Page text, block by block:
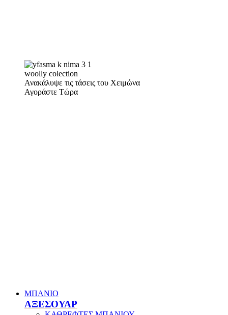
woolly colection
Ανακάλυψε τις τάσεις του Χειμώνα
Αγοράστε Τώρα
ΜΠΑΝΙΟ
ΑΞΕΣΟΥΑΡ